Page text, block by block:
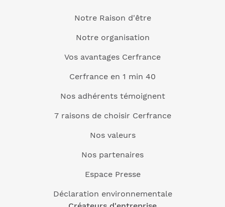
Notre Raison d'être
Notre organisation
Vos avantages Cerfrance
Cerfrance en 1 min 40
Nos adhérents témoignent
7 raisons de choisir Cerfrance
Nos valeurs
Nos partenaires
Espace Presse
Déclaration environnementale